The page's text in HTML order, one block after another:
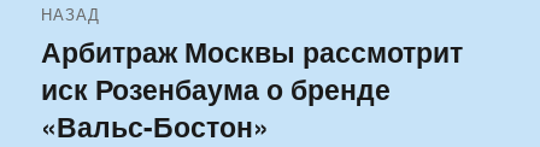
по
записям
НАЗАД
Предыдущая
запись:
Арбитраж Москвы рассмотрит
иск Розенбаума о бренде
«Вальс-Бостон»